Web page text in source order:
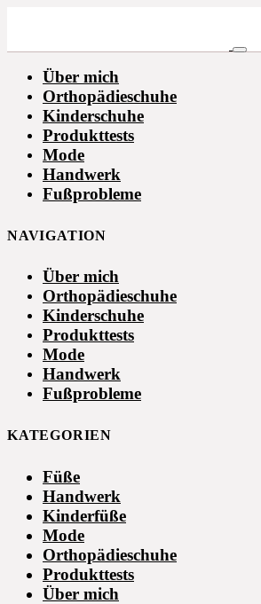
Über mich
Orthopädieschuhe
Kinderschuhe
Produkttests
Mode
Handwerk
Fußprobleme
NAVIGATION
Über mich
Orthopädieschuhe
Kinderschuhe
Produkttests
Mode
Handwerk
Fußprobleme
KATEGORIEN
Füße
Handwerk
Kinderfüße
Mode
Orthopädieschuhe
Produkttests
Über mich